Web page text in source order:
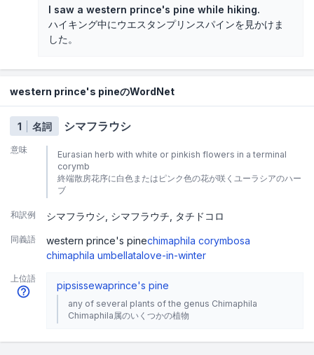
I saw a western prince's pine while hiking.
ハイキング中にウエスタンプリンスパインを見かけま
した。
western prince's pineのWordNet
1 名詞 シマフラウシ
意味
Eurasian herb with white or pinkish flowers in a terminal
corymb
終端散房花序に白色またはピンク色の花が咲くユーラシアのハー
ブ
和訳例 シマフラウシ シマフラウチ タチドコロ
同義語 western prince's pinechimaphila corymbosa
chimaphila umbellatalove-in-winter
上位語
pipsissewaprince's pine
any of several plants of the genus Chimaphila
Chimaphila属のいくつかの植物